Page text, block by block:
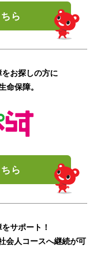
ら
お探しの方に
命保障。
ら
サポート！
会人 コースへ継続が可